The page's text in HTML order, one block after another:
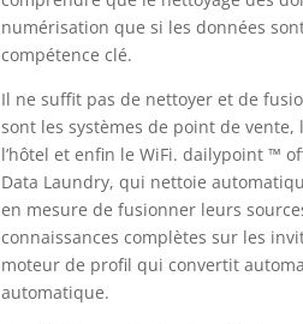
numérisation que si les données
compétence clé.
Il ne suffit pas de nettoyer et de
sont les systèmes de point de
l’hôtel et enfin le WiFi. dailypoint ™
Data Laundry, qui nettoie
en mesure de fusionner leurs
connaissances complètes sur les
moteur de profil qui convertit
automatique.